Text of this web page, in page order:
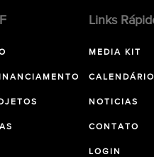
Links
MEDIA KIT
CALENDÁRIO
NOTICIAS
CONTATO
LOGIN